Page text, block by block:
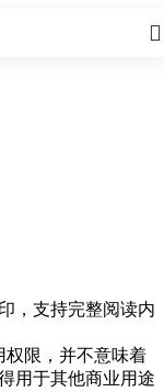

，支持完整阅读内
权限，并不意味着
用于其他商业用途